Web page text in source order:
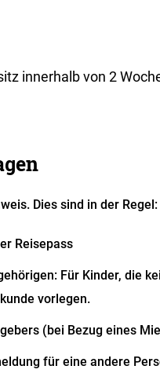
innerhalb von 2
Dies sind in der Regel:
Reisepass
Für Kinder, die
vorlegen.
(bei Bezug eines
für eine andere